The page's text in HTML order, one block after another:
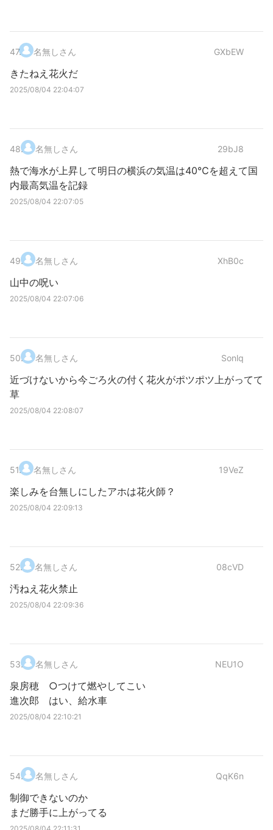
47. 名無しさん GXbEW
きたねえ花火だ
2025/08/04 22:04:07
48. 名無しさん 29bJ8
熱で海水が上昇して明日の横浜の気温は40℃を超えて国
内最高気温を記録
2025/08/04 22:07:05
49. 名無しさん XhB0c
山中の呪い
2025/08/04 22:07:06
50. 名無しさん Sonlq
近づけないから今ごろ火の付く花火がポツポツ上がってて
草
2025/08/04 22:08:07
51. 名無しさん 19VeZ
楽しみを台無しにしたアホは花火師？
2025/08/04 22:09:13
52. 名無しさん 08cVD
汚ねえ花火禁止
2025/08/04 22:09:36
53. 名無しさん NEU1O
泉房穂 ○つけて燃やしてこい
進次郎 はい、給水車
2025/08/04 22:10:21
54. 名無しさん QqK6n
制御できないのか
まだ勝手に上がってる